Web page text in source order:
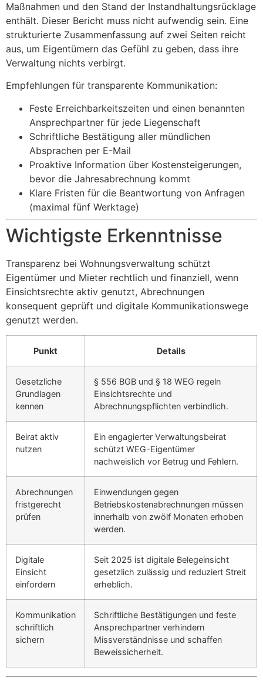
Maßnahmen und den Stand der Instandhaltungsrücklage
enthält. Dieser Bericht muss nicht aufwendig sein. Eine
strukturierte Zusammenfassung auf zwei Seiten reicht
aus, um Eigentümern das Gefühl zu geben, dass ihre
Verwaltung nichts verbirgt.
Empfehlungen für transparente Kommunikation:
Feste Erreichbarkeitszeiten und einen benannten
Ansprechpartner für jede Liegenschaft
Schriftliche Bestätigung aller mündlichen
Absprachen per E-Mail
Proaktive Information über Kostensteigerungen,
bevor die Jahresabrechnung kommt
Klare Fristen für die Beantwortung von Anfragen
(maximal fünf Werktage)
Wichtigste Erkenntnisse
Transparenz bei Wohnungsverwaltung schützt
Eigentümer und Mieter rechtlich und finanziell, wenn
Einsichtsrechte aktiv genutzt, Abrechnungen
konsequent geprüft und digitale Kommunikationswege
genutzt werden.
Punkt Details
Gesetzliche
Grundlagen
kennen
§ 556 BGB und § 18 WEG regeln
Einsichtsrechte und
Abrechnungspflichten verbindlich.
Beirat aktiv
nutzen
Ein engagierter Verwaltungsbeirat
schützt WEG-Eigentümer
nachweislich vor Betrug und Fehlern.
Abrechnungen
fristgerecht
prüfen
Einwendungen gegen
Betriebskostenabrechnungen müssen
innerhalb von zwölf Monaten erhoben
werden.
Digitale
Einsicht
einfordern
Seit 2025 ist digitale Belegeinsicht
gesetzlich zulässig und reduziert Streit
erheblich.
Kommunikation
schriftlich
sichern
Schriftliche Bestätigungen und feste
Ansprechpartner verhindern
Missverständnisse und schaffen
Beweissicherheit.